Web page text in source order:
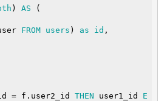
) AS (
FROM users ) as id ,
= f.user2_id
THEN user1_id E